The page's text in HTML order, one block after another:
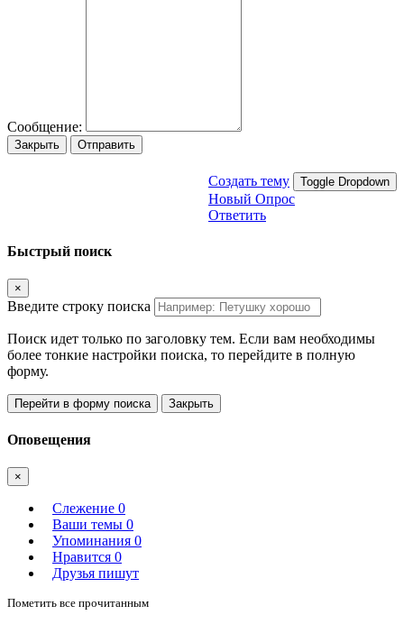
Сообщение:
Закрыть Отправить
Создать тему Toggle Dropdown
Новый Опрос
Ответить
Быстрый поиск
×
Введите строку поиска
Поиск идет только по заголовку тем. Если вам необходимы
более тонкие настройки поиска, то перейдите в полную
форму.
Перейти в форму поиска Закрыть
Оповещения
×
Слежение 0
Ваши темы 0
Упоминания 0
Нравится 0
Друзья пишут
Пометить все прочитанным